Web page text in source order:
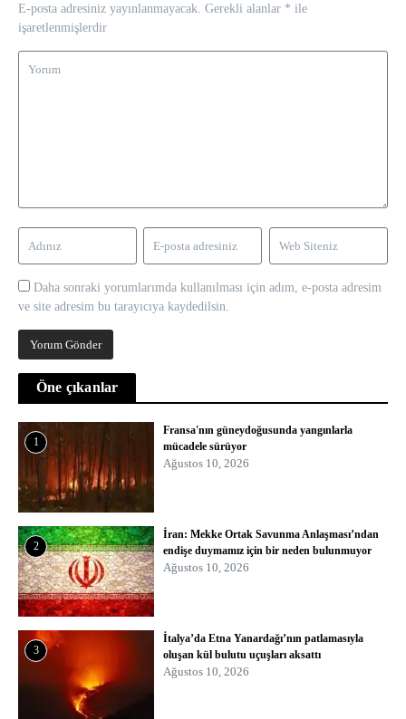
E-posta adresiniz yayınlanmayacak. Gerekli alanlar * ile
işaretlenmişlerdir
Daha sonraki yorumlarımda kullanılması için adım, e-posta adresim
ve site adresim bu tarayıcıya kaydedilsin.
Öne çıkanlar
1
Fransa'nın güneydoğusunda yangınlarla
mücadele sürüyor
Ağustos 10, 2026
2
İran: Mekke Ortak Savunma Anlaşması’ndan
endişe duymamız için bir neden bulunmuyor
Ağustos 10, 2026
3
İtalya’da Etna Yanardağı’nın patlamasıyla
oluşan kül bulutu uçuşları aksattı
Ağustos 10, 2026